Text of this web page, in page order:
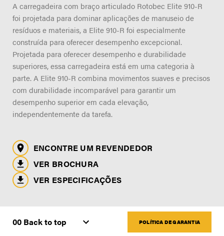
ENCONTRE UM REVENDEDOR PERTO
DE VOCÊ
A nossa empresa
Suporte
Carreiras
Contacte-nos
Loja de Merch
A carregadeira com braço articulado Rotobec Elite 910-R
foi projetada para dominar aplicações de manuseio de
resíduos e materiais, a Elite 910-R foi especialmente
construída para oferecer desempenho excepcional.
Projetada para oferecer desempenho e durabilidade
superiores, essa carregadeira está em uma categoria à
parte. A Elite 910-R combina movimentos suaves e precisos
com durabilidade incomparável para garantir um
desempenho superior em cada elevação,
independentemente da tarefa.
ENCONTRE UM REVENDEDOR
VER BROCHURA
VER ESPECIFICAÇÕES
POLÍTICA DE GARANTIA